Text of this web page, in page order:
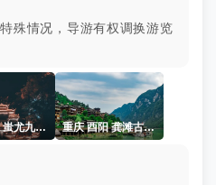
殊情况，导游有权调换游览
重庆 彭水 蚩尤九黎城夜景 重庆 酉阳 龚滩古镇 乌江画廊